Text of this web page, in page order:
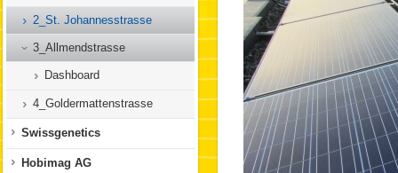
2_St. Johannesstrasse
3_Allmendstrasse
Dashboard
4_Goldermattenstrasse
Swissgenetics
Hobimag AG